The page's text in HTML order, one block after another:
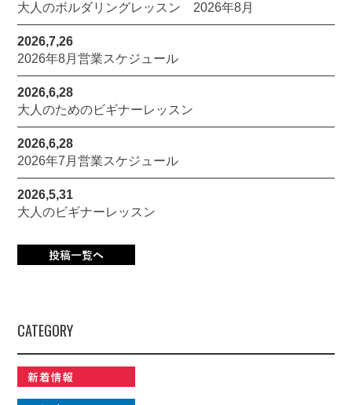
大人のボルダリングレッスン 2026年8月
2026,7,26
2026年8月営業スケジュール
2026,6,28
大人のためのビギナーレッスン
2026,6,28
2026年7月営業スケジュール
2026,5,31
大人のビギナーレッスン
CATEGORY